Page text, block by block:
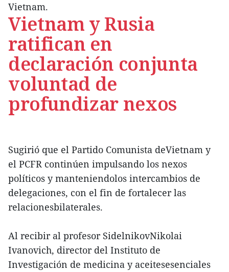
Vietnam.
Vietnam y Rusia
ratifican en
declaración conjunta
voluntad de
profundizar nexos
Sugirió que el Partido Comunista deVietnam y
el PCFR continúen impulsando los nexos
políticos y manteniendolos intercambios de
delegaciones, con el fin de fortalecer las
relacionesbilaterales.
Al recibir al profesor SidelnikovNikolai
Ivanovich, director del Instituto de
Investigación de medicina y aceitesesenciales